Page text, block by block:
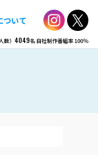
ついて
） 4049名 自社制作番組率100％